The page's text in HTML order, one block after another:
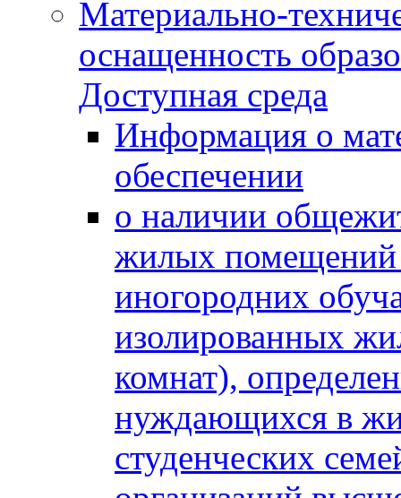
Материально-
оснащенность
Доступная среда
Информация о
обеспечении
о наличии
жилых помещений
иногородних
изолированных
комнат),
нуждающихся в
студенческих